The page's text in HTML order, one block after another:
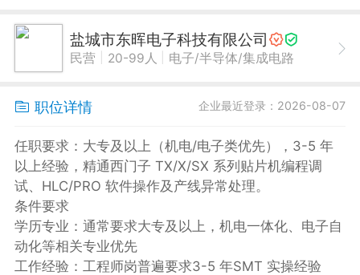
盐城市东晖电子科技有限公司
民营 20-99人 电子/半导体/集成电路
职位详情 企业最近登录：2026-08-07
任职要求：‌大专及以上（机电/电子类优先），3-5 年
以上经验，精通西门子 TX/X/SX 系列贴片机编程调
试、HLC/PRO 软件操作及产线异常处理‌。‌‌
条件要求
学历专业‌：通常要求‌大专及以上‌，机电一体化、电子自
动化等相关专业优先
工作经验‌：工程师岗普遍要求‌3-5 年‌SMT 实操经验